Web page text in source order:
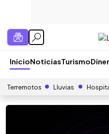
InicioNoticiasTurismo
Terremotos Lluvias